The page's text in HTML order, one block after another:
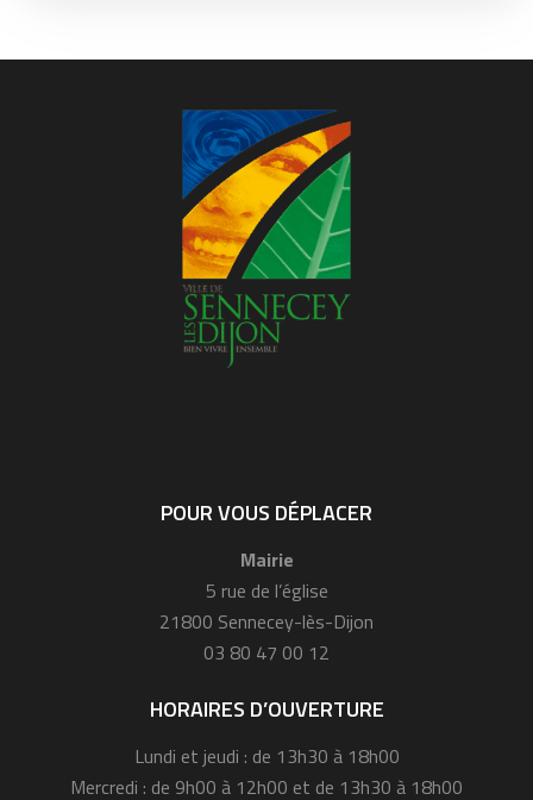
POUR VOUS DÉPLACER
Mairie
5 rue de l’église
21800 Sennecey-lès-Dijon
03 80 47 00 12
HORAIRES D’OUVERTURE
Lundi et jeudi : de 13h30 à 18h00
Mercredi : de 9h00 à 12h00 et de 13h30 à 18h00